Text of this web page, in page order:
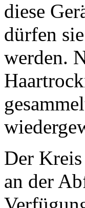
diese
dürfen
werden.
Der
an der